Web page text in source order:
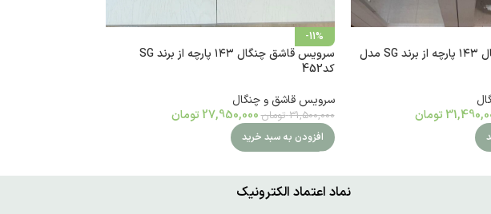
سرویس قاشق چنگال ۱۴۳ پارچه از برند SG مدل
تومان
-11%
سرویس قاشق چنگال ۱۴۳ پارچه از برند SG
کد452
سرویس قاشق و چنگال
31,500,000 تومان27,950,000 تومان
افزودن به سبد خرید
نماد اعتماد الکترونیک